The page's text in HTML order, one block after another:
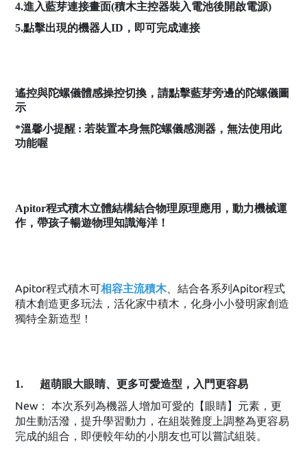
4.進入藍芽連接畫面(積木主控器裝入電池後開啟電源)
5.點擊出現的機器人ID，即可完成連接
遙控與陀螺儀體感操控切換，請點擊藍芽旁邊的陀螺儀圖
示
*溫馨小提醒 : 若裝置本身無陀螺儀感測器，無法使用此
功能喔
Apitor程式積木立體結構結合物理原理應用，動力機械運
作，帶孩子暢遊物理知識海洋！
Apitor程式積木可相容主流積木、結合各系列Apitor程式
積木創造更多玩法，活化家中積木，化身小小發明家創造
獨特全新造型！
1. 超萌眼大眼睛、更多可愛造型，入門更容易
New： 本次系列為機器人增加可愛的【眼睛】元素，更
加生動活潑，提升學習動力，在組裝難度上調整為更容易
完成的組合，即便較年幼的小朋友也可以嘗試組裝。